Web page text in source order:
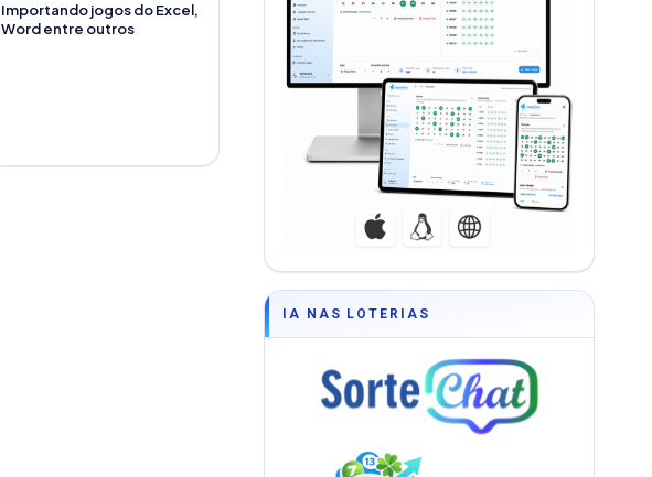
Importando jogos do Excel,
Word entre outros
IA NAS LOTERIAS